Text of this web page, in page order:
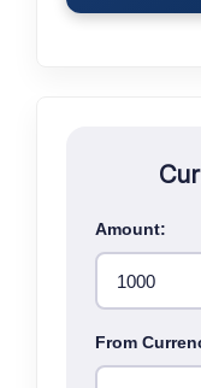
Amount:
From